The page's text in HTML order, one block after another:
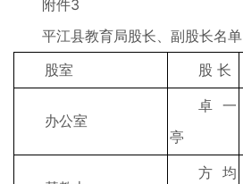
附件3
平江县教育局股长、副股长名单
股室
股 长
办公室
卓一
亭
方均